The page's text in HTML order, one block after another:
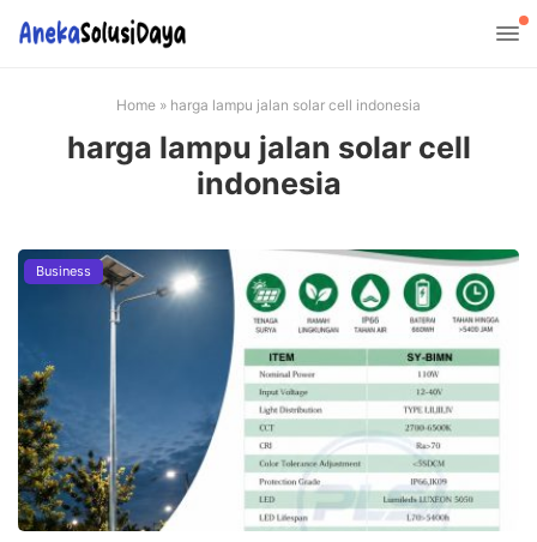
Home » harga lampu jalan solar cell indonesia
harga lampu jalan solar cell
indonesia
Business